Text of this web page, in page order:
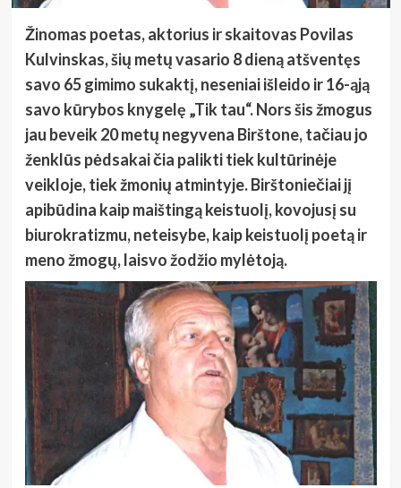
Žinomas poetas, aktorius ir skaitovas Povilas
Kulvinskas, šių metų vasario 8 dieną atšventęs
savo 65 gimimo sukaktį, neseniai išleido ir 16-ąją
savo kūrybos knygelę „Tik tau“. Nors šis žmogus
jau beveik 20 metų negyvena Birštone, tačiau jo
ženklūs pėdsakai čia palikti tiek kultūrinėje
veikloje, tiek žmonių atmintyje. Birštoniečiai jį
apibūdina kaip maištingą keistuolį, kovojusį su
biurokratizmu, neteisybe, kaip keistuolį poetą ir
meno žmogų, laisvo žodžio mylėtoją.